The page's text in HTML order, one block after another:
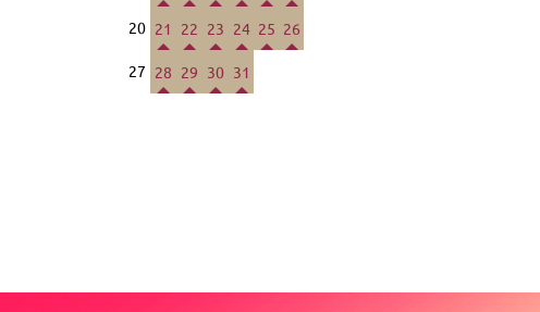
20 21 22 23 24 25 26
27 28 29 30 31